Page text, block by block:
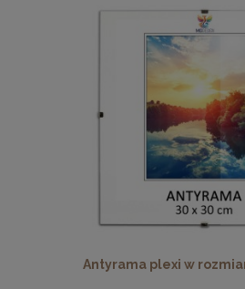
Pleksa w rozmiarze
10,19 zł
DO KOSZYKA
Cena regularna:
Najniższa cena:
DO KOSZYKA
Antyrama plexi w